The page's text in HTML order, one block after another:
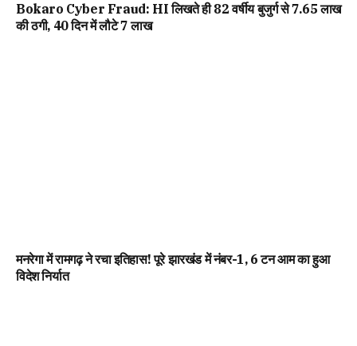
Bokaro Cyber Fraud: HI लिखते ही 82 वर्षीय बुजुर्ग से ₹7.65 लाख
की ठगी, 40 दिन में लौटे ₹7 लाख
मनरेगा में रामगढ़ ने रचा इतिहास! पूरे झारखंड में नंबर-1, 6 टन आम का हुआ
विदेश निर्यात